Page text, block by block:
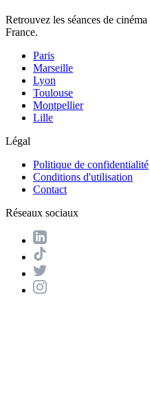
Retrouvez les séances de
France.
Paris
Marseille
Lyon
Toulouse
Montpellier
Lille
Légal
Politique de confidentialité
Conditions d'utilisation
Contact
Réseaux sociaux